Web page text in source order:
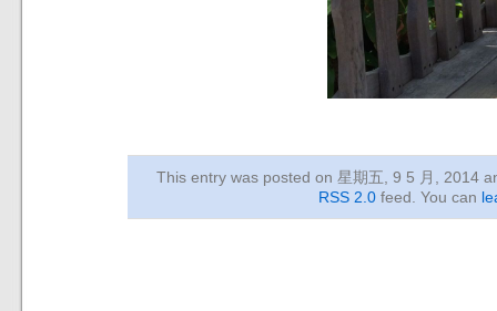
This entry was posted on 星期五, 9 5 月, 2014
RSS 2.0feed. You can